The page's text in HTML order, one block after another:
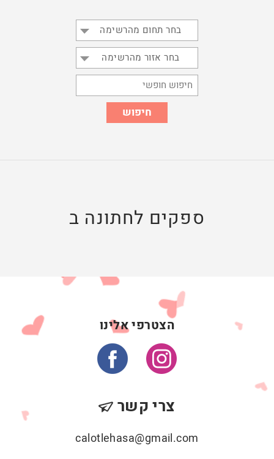
בחר תחום מהרשימה
בחר אזור מהרשימה
חיפוש
ספקים לחתונה ב
הצטרפי אלינו
צרי קשר
calotlehasa@gmail.com